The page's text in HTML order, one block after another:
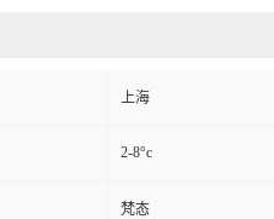
上海
2-8°c
梵态